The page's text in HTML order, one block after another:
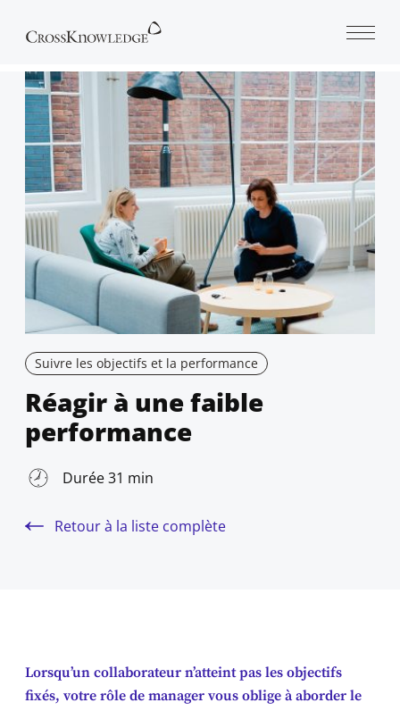
Suivre les objectifs et la performance
Réagir à une faible
performance
Durée 31 min
Retour à la liste complète
Lorsqu’un collaborateur n’atteint pas les objectifs
fixés, votre rôle de manager vous oblige à aborder le